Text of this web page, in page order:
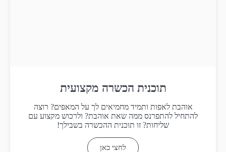
תוכנית הכשרה מקצועית
אוהבת לאפות ותמיד מחמיאים לך על המאפים? רוצה
להתחיל להתפרנס ממה שאת אוהבת? ולרכוש מקצוע עם
שליחות? זו תוכנית ההכשרה בשבילך!
לחצי כאן